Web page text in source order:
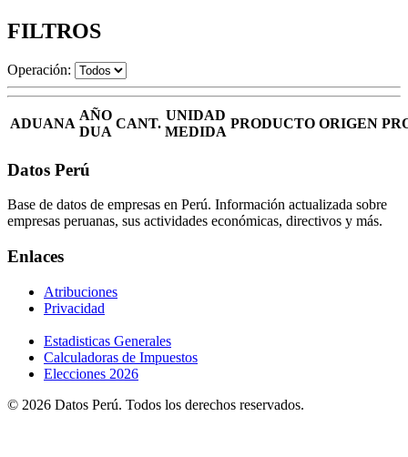
FILTROS
Operación:
ADUANA
AÑO
DUA
CANT.
UNIDAD
MEDIDA
PRODUCTO ORIGEN
Datos Perú
Base de datos de empresas en Perú. Información actualizada sobre
empresas peruanas, sus actividades económicas, directivos y más.
Enlaces
Atribuciones
Privacidad
Estadisticas Generales
Calculadoras de Impuestos
Elecciones 2026
© 2026 Datos Perú. Todos los derechos reservados.